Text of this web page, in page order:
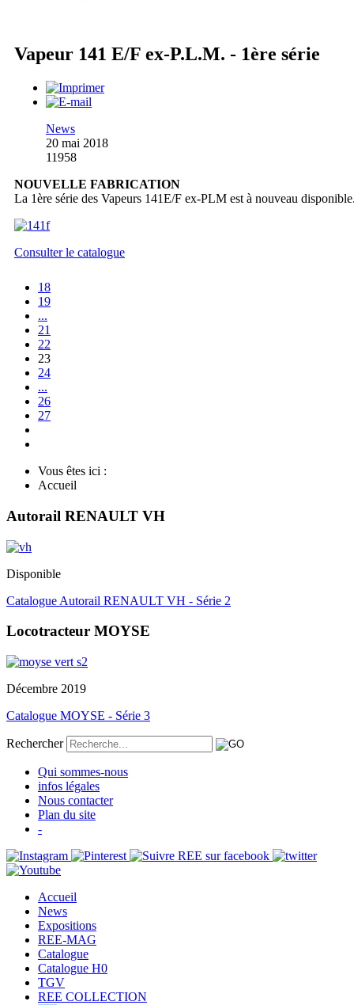
Vapeur 141 E/F ex-P.L.M. - 1ère série
News
20 mai 2018
11958
NOUVELLE FABRICATION
La 1ère série des Vapeurs 141E/F ex-PLM est à nouveau
Consulter le catalogue
18
19
...
21
22
23
24
...
26
27
Vous êtes ici :
Accueil
Autorail RENAULT VH
Disponible
Catalogue Autorail RENAULT VH - Série 2
Locotracteur MOYSE
Décembre 2019
Catalogue MOYSE - Série 3
Rechercher
Qui sommes-nous
infos légales
Nous contacter
Plan du site
-
Accueil
News
Expositions
REE-MAG
Catalogue
Catalogue H0
TGV
REE COLLECTION